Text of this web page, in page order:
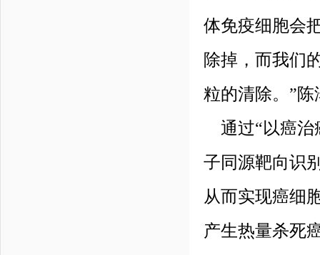
体免疫细胞会
除掉，而我们
粒的清除。”
通过“以癌
子同源靶向识
从而实现癌细
产生热量杀死